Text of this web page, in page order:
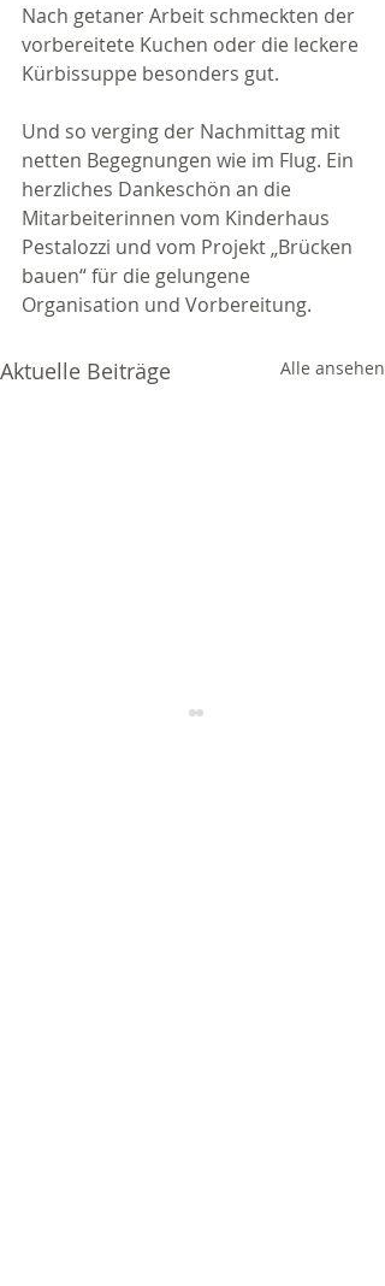
Nach getaner Arbeit schmeckten der
vorbereitete Kuchen oder die leckere
Kürbissuppe besonders gut.
Und so verging der Nachmittag mit
netten Begegnungen wie im Flug. Ein
herzliches Dankeschön an die
Mitarbeiterinnen vom Kinderhaus
Pestalozzi und vom Projekt „Brücken
bauen“ für die gelungene
Organisation und Vorbereitung.
Aktuelle Beiträge Alle ansehen